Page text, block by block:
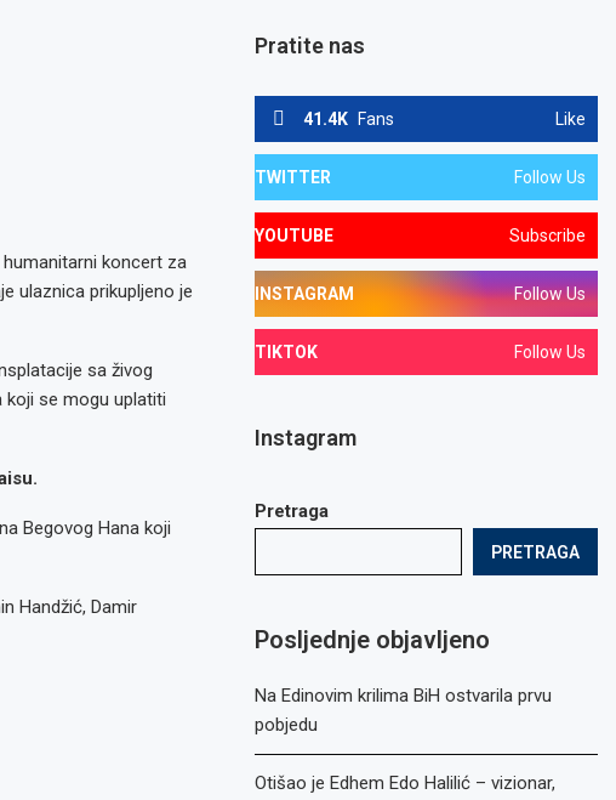
humanitarni koncert za
ulaznica prikupljeno je
sa živog
koji se mogu uplatiti
Begovog Hana koji
Handžić, Damir
Pratite nas
41.4K Fans Like
TWITTER Follow Us
YOUTUBE Subscribe
INSTAGRAM Follow Us
TIKTOK Follow Us
Instagram
Pretraga
PRETRAGA
Posljednje objavljeno
Na Edinovim krilima BiH ostvarila prvu
pobjedu
Otišao je Edhem Edo Halilić – vizionar,